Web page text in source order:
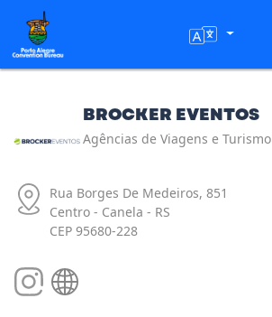
BROCKER EVENTOS
Agências de Viagens e Turismo
Rua Borges De Medeiros, 851
Centro - Canela - RS
CEP 95680-228